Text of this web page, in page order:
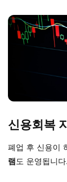
신용회복
폐업 후 신용이
램 도 운영됩니다.